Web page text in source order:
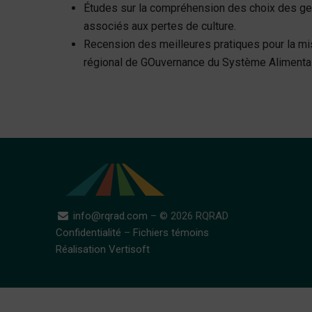
Études sur la compréhension des choix des
associés aux pertes de culture.
Recension des meilleures pratiques pour la
régional de GOuvernance du Système
info@rqrad.com – © 2026 RQRAD
Confidentialité – Fichiers témoins
Réalisation Vertisoft